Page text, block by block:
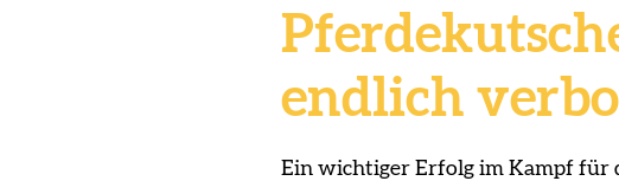
endlich
Ein wichtiger Erfolg im Kampf für